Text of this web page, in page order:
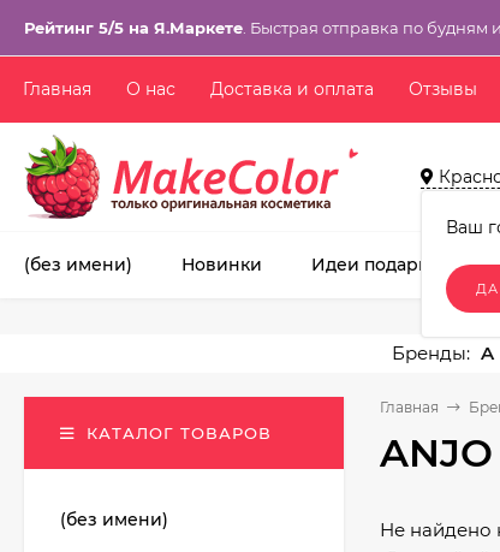
Рейтинг 5/5 на Я.Маркете . Быстрая отправка по будням
Главная О нас Доставка и оплата Отзывы
Ваш
(без имени) Новинки Идеи подарков!
A
Главная
Не найдено
КАТАЛОГ ТОВАРОВ
(без имени)